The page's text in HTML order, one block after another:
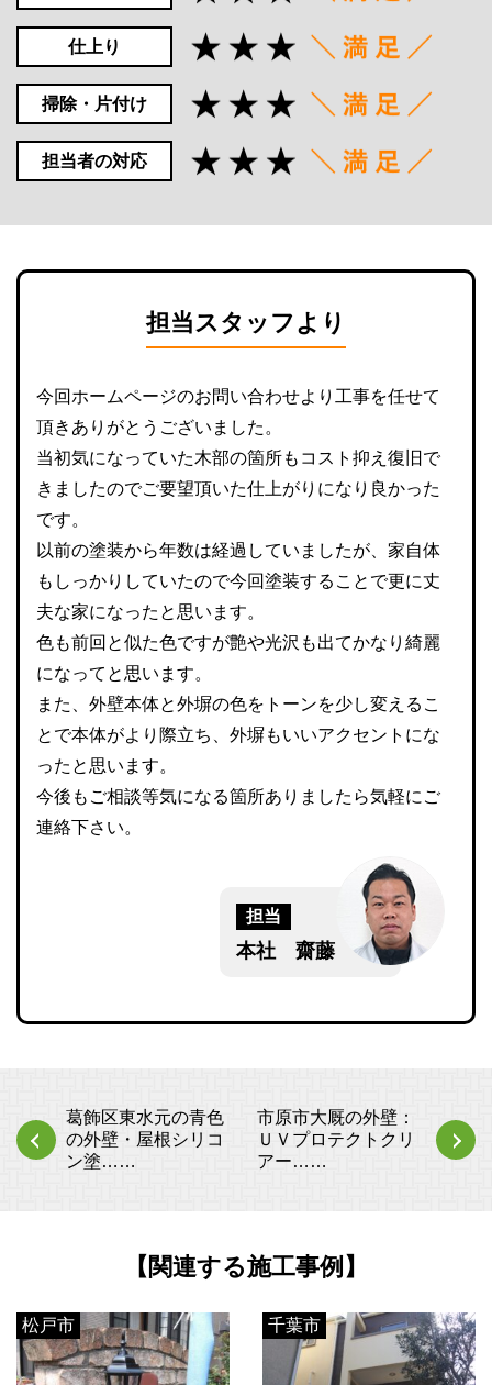
仕上り
掃除・片付け
担当者の対応
担当スタッフより
今回ホームページのお問い合わせより工事を任せて
頂きありがとうございました。
当初気になっていた木部の箇所もコスト抑え復旧で
きましたのでご要望頂いた仕上がりになり良かった
です。
以前の塗装から年数は経過していましたが、家自体
もしっかりしていたので今回塗装することで更に丈
夫な家になったと思います。
色も前回と似た色ですが艶や光沢も出てかなり綺麗
になってと思います。
また、外壁本体と外塀の色をトーンを少し変えるこ
とで本体がより際立ち、外塀もいいアクセントにな
ったと思います。
今後もご相談等気になる箇所ありましたら気軽にご
連絡下さい。
担当
本社 齋藤
葛飾区東水元の青色
の外壁・屋根シリコ
ン塗……
市原市大厩の外壁：
ＵＶプロテクトクリ
アー……
【関連する施工事例】
松戸市 千葉市